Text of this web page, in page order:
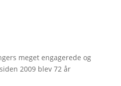
meget engagerede og
2009 blev 72 år